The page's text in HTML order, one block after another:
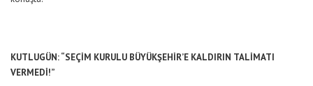
KUTLUGÜN: “SEÇİM KURULU BÜYÜKŞEHİR’E KALDIRIN TALİMATI
VERMEDİ!”